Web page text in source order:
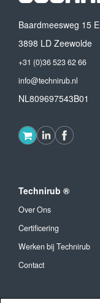
Baardmeesweg 15 E
3898 LD Zeewolde
+31 (0)36 523 62 66
info@technirub.nl
NL809697543B01
Technirub ®
Over Ons
Certificering
Werken bij Technirub
Contact